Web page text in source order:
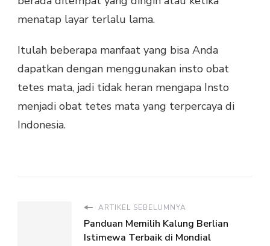
menatap layar terlalu lama.
Itulah beberapa manfaat yang bisa Anda
dapatkan dengan menggunakan insto obat
tetes mata, jadi tidak heran mengapa Insto
menjadi obat tetes mata yang terpercaya di
Indonesia.
ARTIKEL SEBELUMNYA
Panduan Memilih Kalung Berlian
Istimewa Terbaik di Mondial